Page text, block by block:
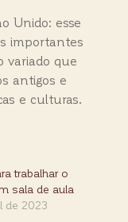
Unido: esse
importantes
variado que
antigos e
e culturas.
trabalhar o
sala de aula
de 2023